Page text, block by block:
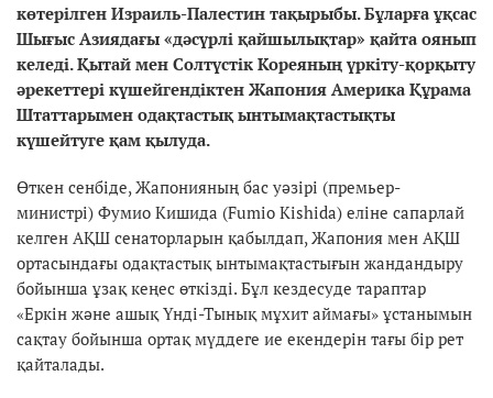
көтерілген Израиль-Палестин тақырыбы. Бұларға ұқсас
Шығыс Азиядағы «дәсүрлі қайшылықтар» қайта оянып
келеді. Қытай мен Солтүстік Кореяның үркіту-қорқыту
әрекеттері күшейгендіктен Жапония Америка Құрама
Штаттарымен одақтастық ынтымақтастықты
күшейтуге қам қылуда.
Өткен сенбіде, Жапонияның бас уәзірі (премьер-
министрі) Фумио Кишида (Fumio Kishida) еліне сапарлай
келген АҚШ сенаторларын қабылдап, Жапония мен АҚШ
ортасындағы одақтастық ынтымақтастығын жандандыру
бойынша ұзақ кеңес өткізді. Бұл кездесуде тараптар
«Еркін және ашық Үнді-Тынық мұхит аймағы» ұстанымын
сақтау бойынша ортақ мүддеге ие екендерін тағы бір рет
қайталады.